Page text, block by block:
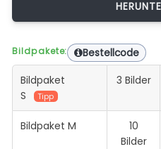
Bildpakete: Bestellcode
Bildpaket
S
Tipp
3 Bilder
Bildpaket M
10
Bilder